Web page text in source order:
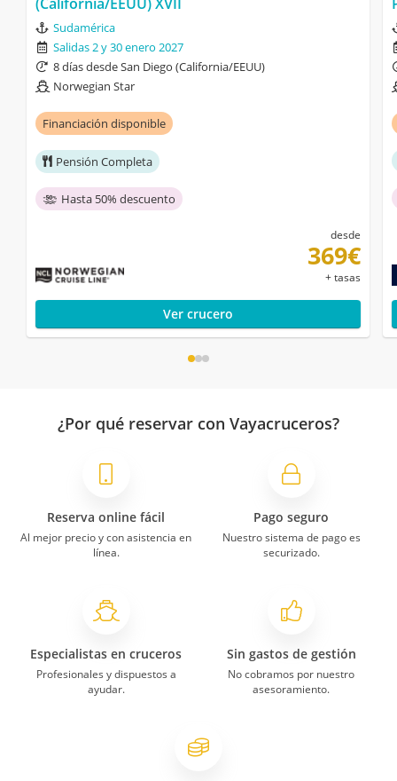
Sudamérica
Salidas 2 y 30 enero 2027
8 días desde San Diego (California/EEUU)
Norwegian Star
Financiación disponible
Pensión Completa
Hasta 50% descuento
desde
369€
+ tasas
Ver crucero
¿Por qué reservar con Vayacruceros?
Reserva online fácil
Al mejor precio y con asistencia en
línea.
Pago seguro
Nuestro sistema de pago es
securizado.
Especialistas en cruceros
Profesionales y dispuestos a
ayudar.
Sin gastos de gestión
No cobramos por nuestro
asesoramiento.